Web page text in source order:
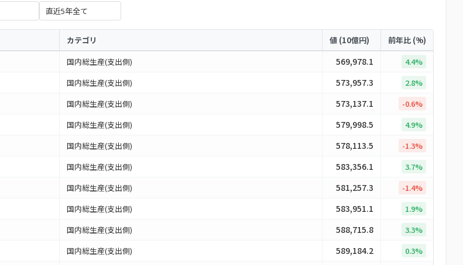
カテゴリ 値 (10億円) 前年比 (%)
国内総生産(支出側) 569,978.1 4.4%
国内総生産(支出側) 573,957.3 2.8%
国内総生産(支出側) 573,137.1 -0.6%
国内総生産(支出側) 579,998.5 4.9%
国内総生産(支出側) 578,113.5 -1.3%
国内総生産(支出側) 583,356.1 3.7%
国内総生産(支出側) 581,257.3 -1.4%
国内総生産(支出側) 583,951.1 1.9%
国内総生産(支出側) 588,715.8 3.3%
国内総生産(支出側) 589,184.2 0.3%